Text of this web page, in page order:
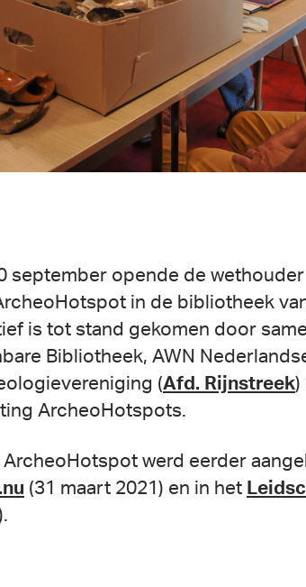
september opende de
in de bibliotheek
is tot stand gekomen door
Bibliotheek, AWN
(Afd. Rijnstreek)
ArcheoHotspots.
ArcheoHotspot werd eerder
(31 maart 2021) en in het